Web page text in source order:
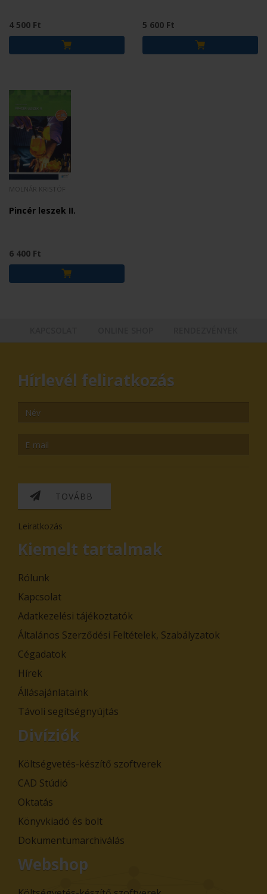
4 500 Ft 5 600 Ft
Pincér leszek II.
6 400 Ft
Hírlevél feliratkozás
TOVÁBB
Leiratkozás
Kiemelt tartalmak
Rólunk
Kapcsolat
Adatkezelési tájékoztatók
Általános Szerződési Feltételek, Szabályzatok
Cégadatok
Hírek
Állásajánlataink
Távoli segítségnyújtás
Divíziók
Költségvetés-készítő szoftverek
CAD Stúdió
Oktatás
Könyvkiadó és bolt
Dokumentumarchiválás
Webshop